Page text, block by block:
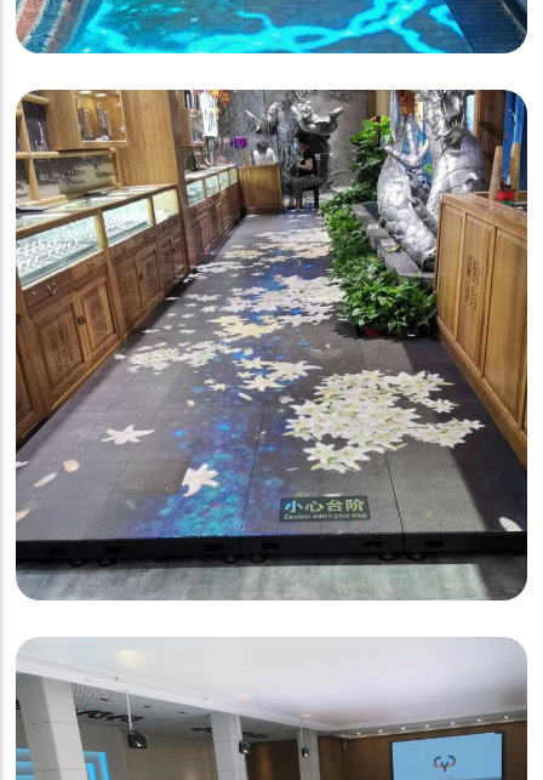
创意显示
云南P3.91互动地砖屏
北京P5.2互动地砖屏